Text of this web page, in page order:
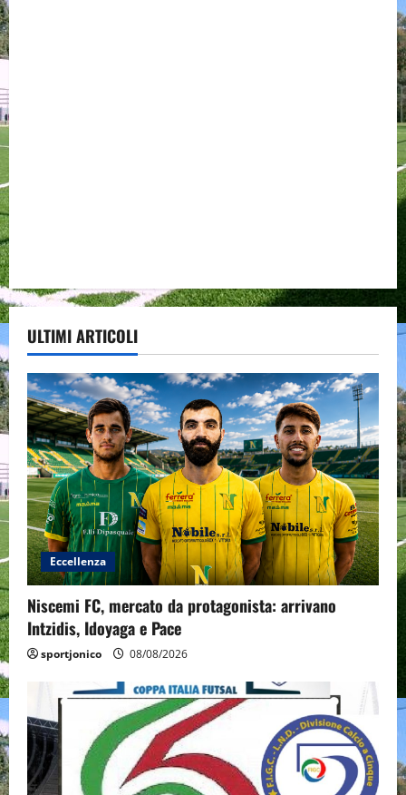
ULTIMI ARTICOLI
Eccellenza
Niscemi FC, mercato da protagonista: arrivano
Intzidis, Idoyaga e Pace
sportjonico 08/08/2026